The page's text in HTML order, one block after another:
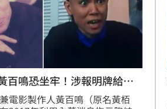
百鳴恐坐牢！涉報明牌給親
電影製作人黃百鳴（原名黃栢